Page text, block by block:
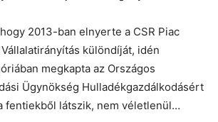
2013-ban elnyerte a CSR Piac
különdíját, idén
megkapta az Országos
Ügynökség Hulladékgazdálkodásért
fentiekből látszik, nem véletlenül…